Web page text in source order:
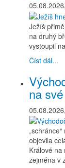
Ježíš
na druhý
vystoupil
Číst dál...
na
objevila
Králové
zejména v